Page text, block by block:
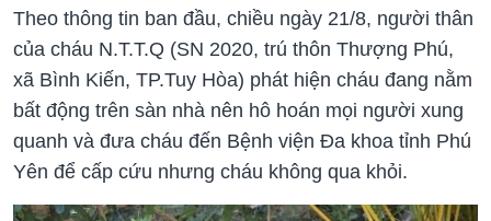
Theo thông tin ban đầu, chiều ngày 21/8, người thân
của cháu N.T.T.Q (SN 2020, trú thôn Thượng Phú,
xã Bình Kiến, TP.Tuy Hòa) phát hiện cháu đang nằm
bất động trên sàn nhà nên hô hoán mọi người xung
quanh và đưa cháu đến Bệnh viện Đa khoa tỉnh Phú
Yên để cấp cứu nhưng cháu không qua khỏi.